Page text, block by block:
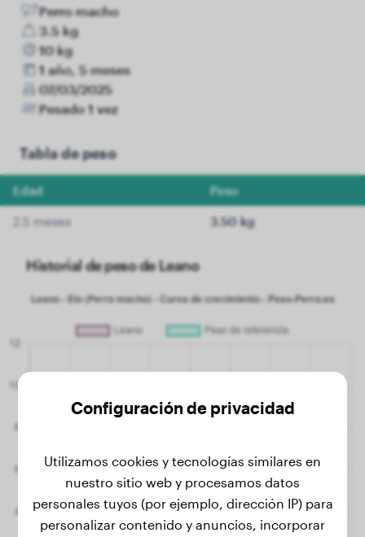
Perro macho
3.5 kg
10 kg
1 año, 5 meses
07/03/2025
Pesado 1 vez
Tabla de peso
Edad Peso
2.5 meses 3.50 kg
Historial de peso de Leano
Configuración de privacidad
Utilizamos cookies y tecnologías similares en
nuestro sitio web y procesamos datos
personales tuyos (por ejemplo, dirección IP) para
personalizar contenido y anuncios, incorporar